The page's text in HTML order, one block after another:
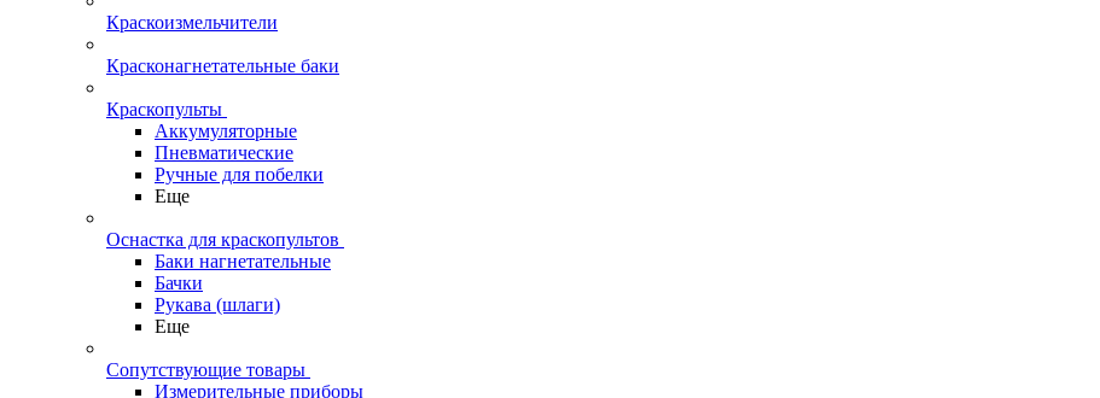
Краскоизмельчители
Красконагнетательные баки
Краскопульты
Аккумуляторные
Пневматические
Ручные для побелки
Еще
Оснастка для краскопультов
Баки нагнетательные
Бачки
Рукава (шлаги)
Еще
Сопутствующие товары
Измерительные приборы